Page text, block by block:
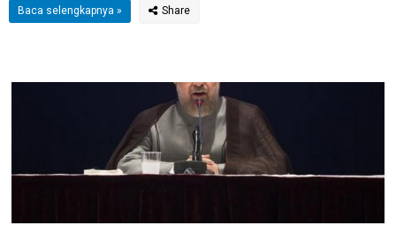
Baca selengkapnya »